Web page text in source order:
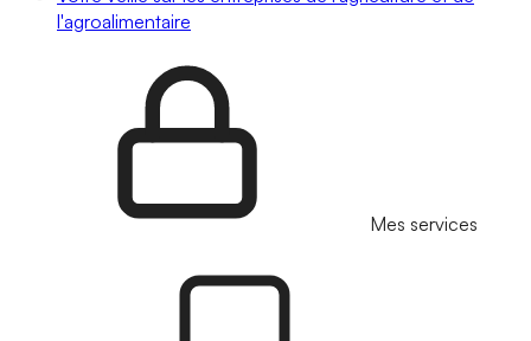
l'agroalimentaire
Mes services